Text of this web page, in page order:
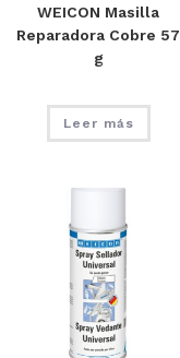
WEICON Masilla
Reparadora Cobre 57
g
Leer más